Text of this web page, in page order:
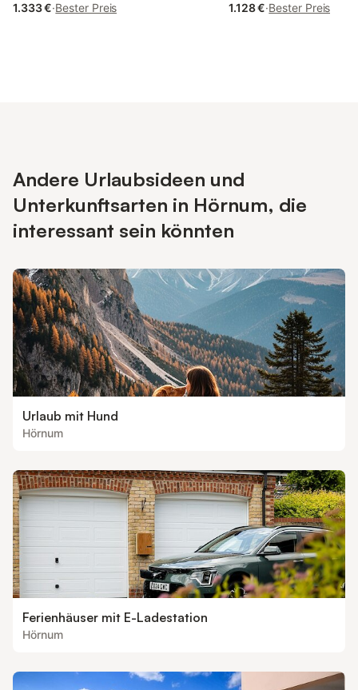
1.333 €·Bester Preis
1.128 €·Bester Preis
Andere Urlaubsideen und
Unterkunftsarten in Hörnum, die
interessant sein könnten
Urlaub mit Hund
Hörnum
Ferienhäuser mit E-Ladestation
Hörnum